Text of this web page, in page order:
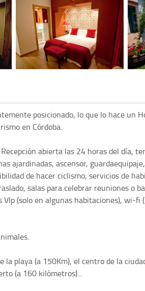
posicionado, lo que lo hace un
en Córdoba.
abierta las 24 horas del día,
ajardinadas, ascensor,
de hacer ciclismo, servicios de
salas para celebrar reuniones o
(solo en algunas habitaciones), wi-fi
la playa (a 150Km), el centro de la
(a 160 kilómetros)...